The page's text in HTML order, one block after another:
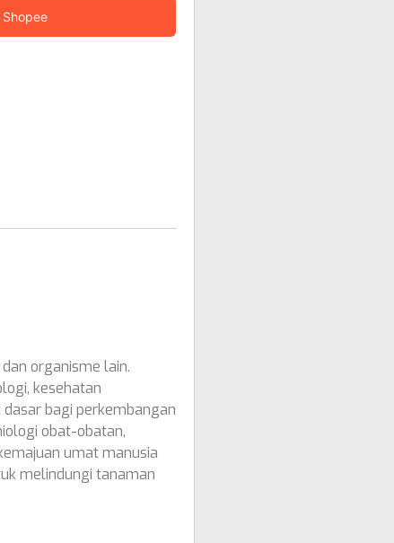
Shopee
organisme lain.
kesehatan
bagi perkembangan
obat-obatan,
umat manusia
melindungi tanaman